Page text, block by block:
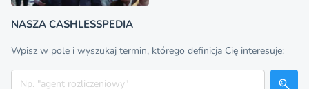
NASZA CASHLESSPEDIA
Wpisz w pole i wyszukaj termin, którego definicja Cię interesuje:
Szukaj